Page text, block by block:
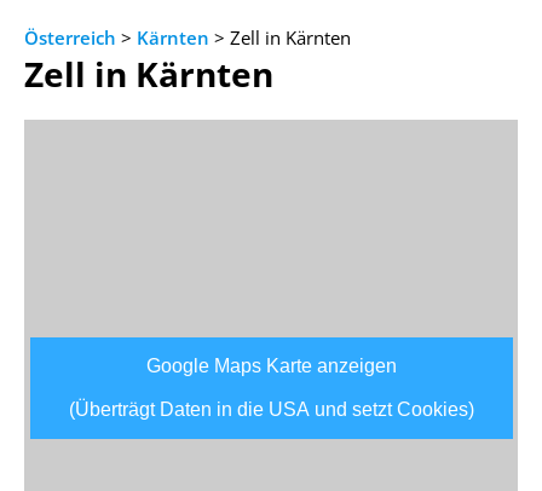
Österreich > Kärnten > Zell in Kärnten
Zell in Kärnten
Google Maps Karte anzeigen
(Überträgt Daten in die USA und setzt Cookies)